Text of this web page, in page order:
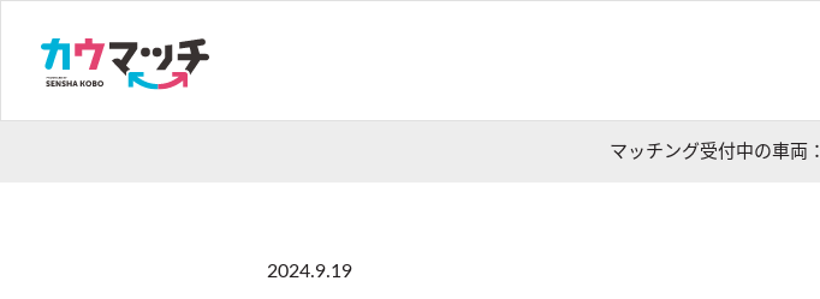
マッチング受付中の車両：
2024.9.19